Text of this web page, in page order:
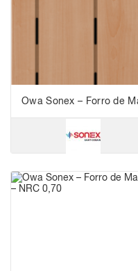
Owa Sonex – Forro de